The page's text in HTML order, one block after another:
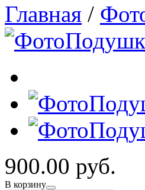
Главная /
900.00 руб.
В корзину